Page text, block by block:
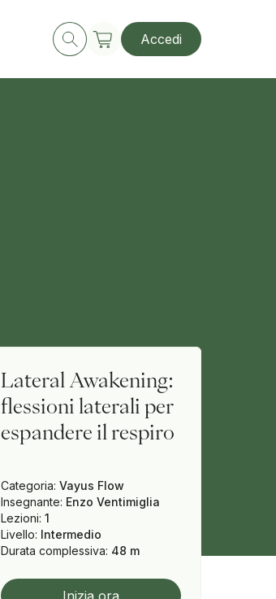
Accedi
Lateral Awakening:
flessioni laterali per
espandere il respiro
Categoria: Vayus Flow
Insegnante: Enzo Ventimiglia
Lezioni: 1
Livello: Intermedio
Durata complessiva: 48 m
Inizia ora